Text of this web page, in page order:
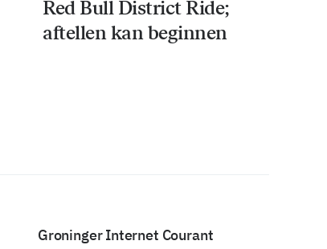
Red Bull District Ride;
aftellen kan beginnen
Groninger Internet Courant